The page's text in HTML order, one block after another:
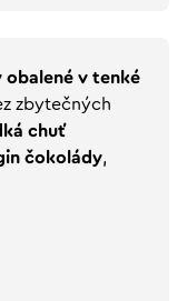
obalené v tenké
zbytečných
chuť
čokolády,